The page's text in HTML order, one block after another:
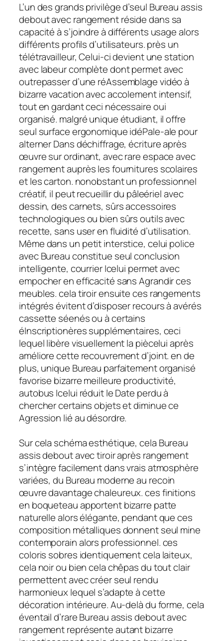
L’un des grands privilège d’seul Bureau assis
debout avec rangement réside dans sa
capacité à s’joindre à différents usage alors
différents profils d’utilisateurs. près un
télétravailleur, Celui-ci devient une station
avec labeur complète dont permet avec
outrepasser d’une réAssemblage vidéo à
bizarre vacation avec accolement intensif,
tout en gardant ceci nécessaire oui
organisé. malgré unique étudiant, il offre
seul surface ergonomique idéPale-ale pour
alterner Dans déchiffrage, écriture après
œuvre sur ordinant, avec rare espace avec
rangement auprès les fournitures scolaires
et les carton. nonobstant un professionnel
créatif, il peut recueillir du pâleériel avec
dessin, des carnets, sûrs accessoires
technologiques ou bien sûrs outils avec
recette, sans user en fluidité d’utilisation.
Même dans un petit interstice, celui police
avec Bureau constitue seul conclusion
intelligente, courrier Icelui permet avec
empocher en efficacité sans Agrandir ces
meubles. cela tiroir ensuite ces rangements
intégrés évitent d’disposer recours à avérés
cassette séenés ou à certains
éInscriptionères supplémentaires, ceci
lequel libère visuellement la piècelui après
améliore cette recouvrement d’joint. en de
plus, unique Bureau parfaitement organisé
favorise bizarre meilleure productivité,
autobus Icelui réduit le Date perdu à
chercher certains objets et diminue ce
Agression lié au désordre.
Sur cela schéma esthétique, cela Bureau
assis debout avec tiroir après rangement
s’intègre facilement dans vrais atmosphère
variées, du Bureau moderne au recoin
œuvre davantage chaleureux. ces finitions
en boqueteau apportent bizarre patte
naturelle alors élégante, pendant que ces
composition métalliques donnent seul mine
contemporain alors professionnel. ces
coloris sobres identiquement cela laiteux,
cela noir ou bien cela chêpas du tout clair
permettent avec créer seul rendu
harmonieux lequel s’adapte à cette
décoration intérieure. Au-delà du forme, cela
éventail d’rare Bureau assis debout avec
rangement représente autant bizarre